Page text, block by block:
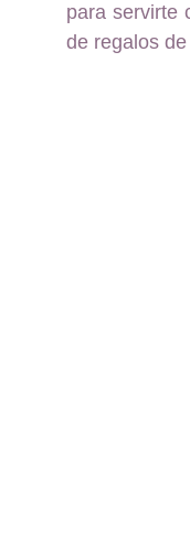
para servirte
de regalos